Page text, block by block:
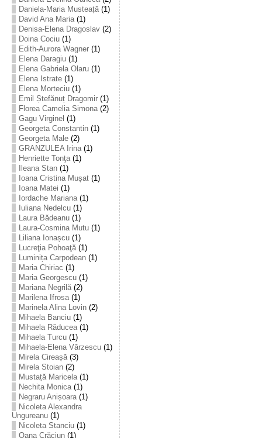
Daniela-Maria Musteață(1)
David Ana Maria(1)
Denisa-Elena Dragoslav(2)
Doina Cociu(1)
Edith-Aurora Wagner(1)
Elena Daragiu(1)
Elena Gabriela Olaru(1)
Elena Istrate(1)
Elena Morteciu(1)
Emil Ștefănuț Dragomir(1)
Florea Camelia Simona(2)
Gagu Virginel (1)
Georgeta Constantin(1)
Georgeta Male(2)
GRANZULEA Irina(1)
Henriette Tonţa(1)
Ileana Stan(1)
Ioana Cristina Mușat(1)
Ioana Matei (1)
Iordache Mariana(1)
Iuliana Nedelcu(1)
Laura Bădeanu(1)
Laura-Cosmina Mutu(1)
Liliana Ionașcu(1)
Lucreţia Pohoaţă(1)
Luminița Carpodean(1)
Maria Chiriac (1)
Maria Georgescu(1)
Mariana Negrilă(2)
Marilena Ifrosa(1)
Marinela Alina Lovin(2)
Mihaela Banciu(1)
Mihaela Răducea(1)
Mihaela Turcu(1)
Mihaela-Elena Vărzescu(1)
Mirela Cireașă(3)
Mirela Stoian(2)
Mustață Maricela(1)
Nechita Monica(1)
Negraru Anișoara(1)
Nicoleta Alexandra
Ungureanu(1)
Nicoleta Stanciu(1)
Oana Crăciun(1)